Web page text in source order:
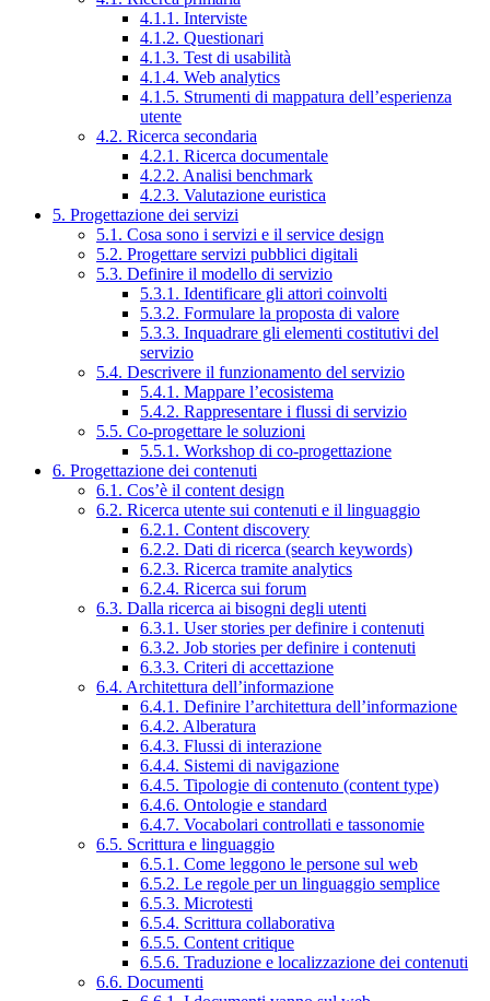
4.1.1. Interviste
4.1.2. Questionari
4.1.3. Test di usabilità
4.1.4. Web analytics
4.1.5. Strumenti di mappatura dell’esperienza
utente
4.2. Ricerca secondaria
4.2.1. Ricerca documentale
4.2.2. Analisi benchmark
4.2.3. Valutazione euristica
5. Progettazione dei servizi
5.1. Cosa sono i servizi e il service design
5.2. Progettare servizi pubblici digitali
5.3. Definire il modello di servizio
5.3.1. Identificare gli attori coinvolti
5.3.2. Formulare la proposta di valore
5.3.3. Inquadrare gli elementi costitutivi del
servizio
5.4. Descrivere il funzionamento del servizio
5.4.1. Mappare l’ecosistema
5.4.2. Rappresentare i flussi di servizio
5.5. Co-progettare le soluzioni
5.5.1. Workshop di co-progettazione
6. Progettazione dei contenuti
6.1. Cos’è il content design
6.2. Ricerca utente sui contenuti e il linguaggio
6.2.1. Content discovery
6.2.2. Dati di ricerca (search keywords)
6.2.3. Ricerca tramite analytics
6.2.4. Ricerca sui forum
6.3. Dalla ricerca ai bisogni degli utenti
6.3.1. User stories per definire i contenuti
6.3.2. Job stories per definire i contenuti
6.3.3. Criteri di accettazione
6.4. Architettura dell’informazione
6.4.1. Definire l’architettura dell’informazione
6.4.2. Alberatura
6.4.3. Flussi di interazione
6.4.4. Sistemi di navigazione
6.4.5. Tipologie di contenuto (content type)
6.4.6. Ontologie e standard
6.4.7. Vocabolari controllati e tassonomie
6.5. Scrittura e linguaggio
6.5.1. Come leggono le persone sul web
6.5.2. Le regole per un linguaggio semplice
6.5.3. Microtesti
6.5.4. Scrittura collaborativa
6.5.5. Content critique
6.5.6. Traduzione e localizzazione dei contenuti
6.6. Documenti